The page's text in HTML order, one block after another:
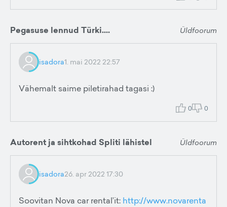
Pegasuse lennud Türki.... Üldfoorum
isadora1. mai 2022 22:57
Vähemalt saime piletirahad tagasi :)
0 0
Autorent ja sihtkohad Spliti lähistel Üldfoorum
isadora26. apr 2022 17:30
Soovitan Nova car rental’it: http://www.novarenta